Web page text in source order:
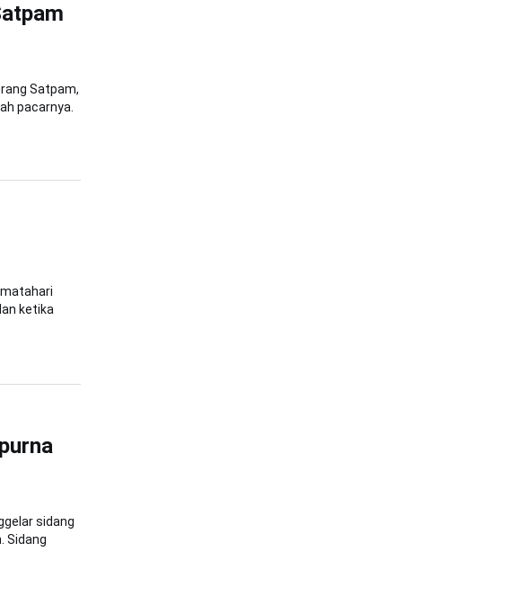
Satpam,
pacarnya.
ketika
sidang
Sidang